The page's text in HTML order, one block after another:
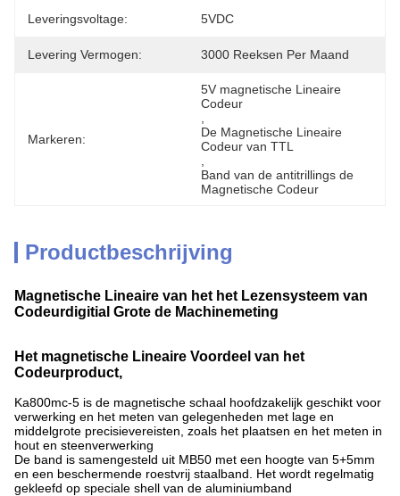
Leveringsvoltage: 5VDC
Levering Vermogen: 3000 Reeksen Per Maand
Markeren:
5V magnetische Lineaire
Codeur
De Magnetische Lineaire
Codeur van TTL
Band van de antitrillings de
Magnetische Codeur
Productbeschrijving
Magnetische Lineaire van het het Lezensysteem van
Codeurdigitial Grote de Machinemeting
Het magnetische Lineaire Voordeel van het
Codeurproduct,
Ka800mc-5 is de magnetische schaal hoofdzakelijk geschikt voor
verwerking en het meten van gelegenheden met lage en
middelgrote precisievereisten, zoals het plaatsen en het meten in
hout en steenverwerking
De band is samengesteld uit MB50 met een hoogte van 5+5mm
en een beschermende roestvrij staalband. Het wordt regelmatig
gekleefd op speciale shell van de aluminiumband